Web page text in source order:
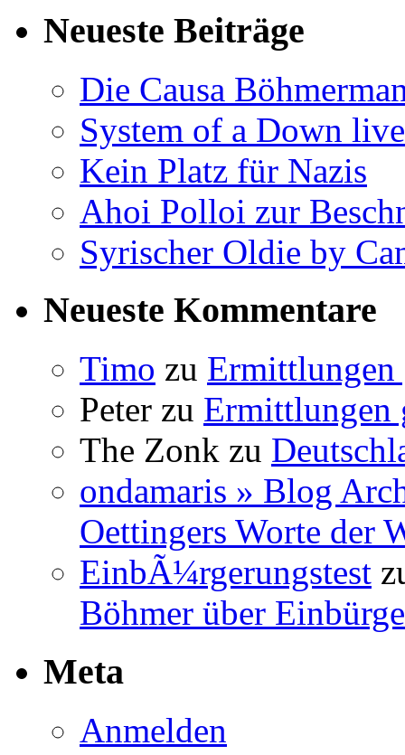
Neueste Beiträge
Die Causa
System of a Down
Kein Platz für Nazis
Ahoi Polloi zur
Syrischer Oldie by
Neueste Kommentare
Timo zu Ermittlungen
Peter zu Ermittlungen
The Zonk zu
ondamaris » Blog
Oettingers Worte der
EinbÃ¼rgerungstest
Böhmer über
Meta
Anmelden